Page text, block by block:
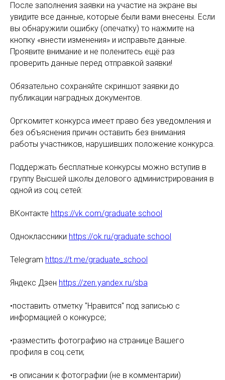
После заполнения заявки на участие на экране вы
увидите все данные, которые были вами внесены. Если
вы обнаружили ошибку (опечатку) то нажмите на
кнопку «внести изменения» и исправьте данные.
Проявите внимание и не поленитесь ещё раз
проверить данные перед отправкой заявки!
Обязательно сохраняйте скриншот заявки до
публикации наградных документов.
Оргкомитет конкурса имеет право без уведомления и
без объяснения причин оставить без внимания
работы участников, нарушивших положение конкурса.
Поддержать бесплатные конкурсы можно вступив в
группу Высшей школы делового администрирования в
одной из соц.сетей:
ВКонтакте https://vk.com/graduate.school
Одноклассники https://ok.ru/graduate.school
Telegram https://t.me/graduate_school
Яндекс Дзен https://zen.yandex.ru/sba
•поставить отметку "Нравится" под записью с
информацией о конкурсе;
•разместить фотографию на странице Вашего
профиля в соц.сети;
•в описании к фотографии (не в комментарии)